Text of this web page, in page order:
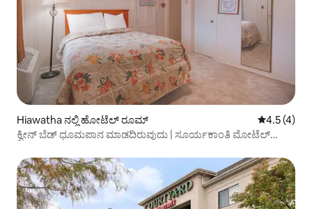
Hiawatha ನಲ್ಲಿ ಹೋಟೆಲ್ ರೂಮ್ 5 ರಲ್ಲಿ 4.5
4.5 (4)
ಕ್ವೀನ್ ಬೆಡ್ ಧೂಮಪಾನ ಮಾಡದಿರುವುದು | ಸೂರ್ಯಕಾಂತಿ ಮೋಟೆಲ್